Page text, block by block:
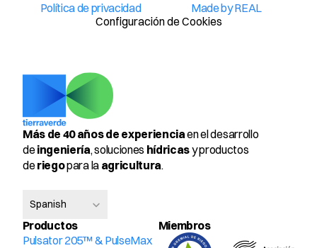
Política de privacidad
Made by REAL
Configuración de Cookies
Más de 40 años de experiencia en el desarrollo
de ingeniería, soluciones hídricas y productos
de riego para la agricultura.
Spanish
Productos
Pulsator 205™ & PulseMax
Miembros